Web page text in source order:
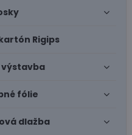
Rigips
výstavba
fólie
dlažba